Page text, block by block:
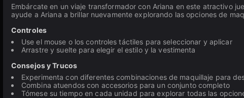
Embárcate en un viaje transformador con Ariana en este atractivo
ayude a Ariana a brillar nuevamente explorando las opciones de
Controles
Use el mouse o los controles táctiles para seleccionar y aplicar
Arrastre y suelte para elegir el estilo y la vestimenta
Consejos y Trucos
Experimenta con diferentes combinaciones de maquillaje para
Combina atuendos con accesorios para un conjunto completo
Tómese su tiempo en cada unidad para explorar todas las